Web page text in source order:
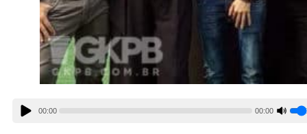
00:00 00:00